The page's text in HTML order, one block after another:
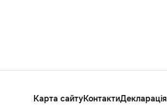
Карта сайтуКонтактиДекларація